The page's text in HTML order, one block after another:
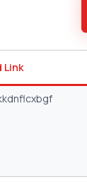
Link